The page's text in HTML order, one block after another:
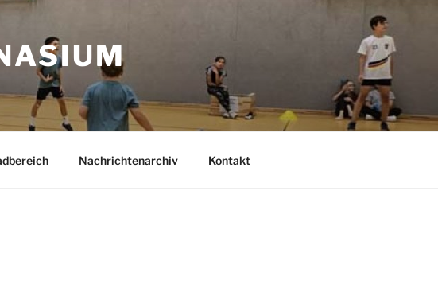
Nachrichtenarchiv Kontakt